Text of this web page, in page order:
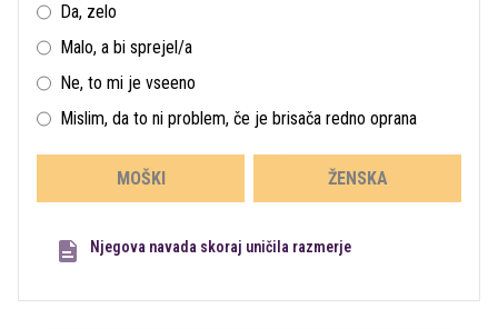
Da, zelo
Malo, a bi sprejel/a
Ne, to mi je vseeno
Mislim, da to ni problem, če je brisača redno oprana
MOŠKI ŽENSKA
Njegova navada skoraj uničila razmerje